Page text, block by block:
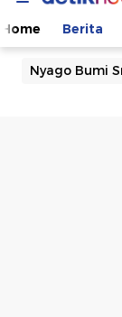
Home Berita
Nyago Bumi